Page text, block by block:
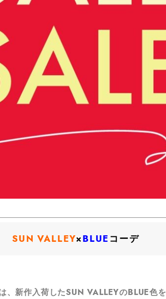
SUN VALLEY×BLUEコーデ
、新作入荷したSUN VALLEYのBLUE色を